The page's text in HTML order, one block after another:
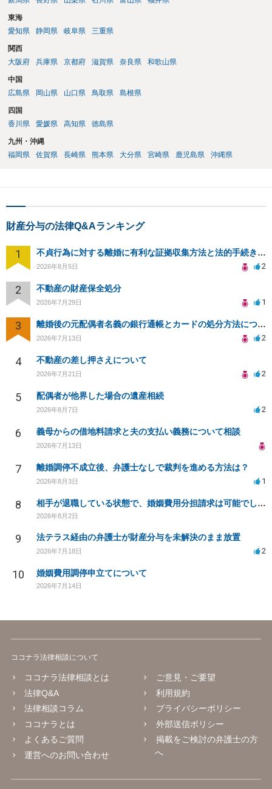
東海
愛知県
静岡県 岐阜県 三重県
関西
大阪府
兵庫県 京都府 滋賀県 奈良県 和歌山県
中国
広島県
岡山県 山口県 鳥取県 島根県
四国
香川県
愛媛県 高知県 徳島県
九州・沖縄
福岡県
佐賀県 長崎県 熊本県 大分県 宮崎県 鹿児島県 沖縄県
財産分与の法律Q&Aランキング
1 不貞行為に対する離婚に有利な証拠収集方法と法的手続きについて
2026年8月5日 2
2 不動産の財産保全処分
2026年7月29日 1
3 離婚後の元配偶者名義の銀行通帳とカードの処分方法について
2026年7月13日 2
4 不動産の差し押さえについて
2026年7月21日 2
5 配偶者が他界した場合の遺産相続
2026年8月7日 2
6 義母からの借地料請求と夫の支払い義務について相談
2026年7月13日
7 離婚調停不成立後、弁護士なしで裁判を進める方法は？
2026年8月3日 1
8 相手が退職している状態で、婚姻費用分担請求は可能でしょうか？
2026年8月2日
9 法テラス経由の弁護士が財産分与を未解決のまま放置
2026年7月18日 2
10 婚姻費用調停申立てについて
2026年7月14日
ココナラ法律相談について
ココナラ法律相談とは
法律Q&A
法律相談コラム
ココナラとは
よくあるご質問
運営へのお問い合わせ
ご意見・ご要望
利用規約
プライバシーポリシー
外部送信ポリシー
掲載をご検討の弁護士の方
へ